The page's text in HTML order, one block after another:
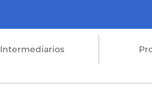
Intermediarios